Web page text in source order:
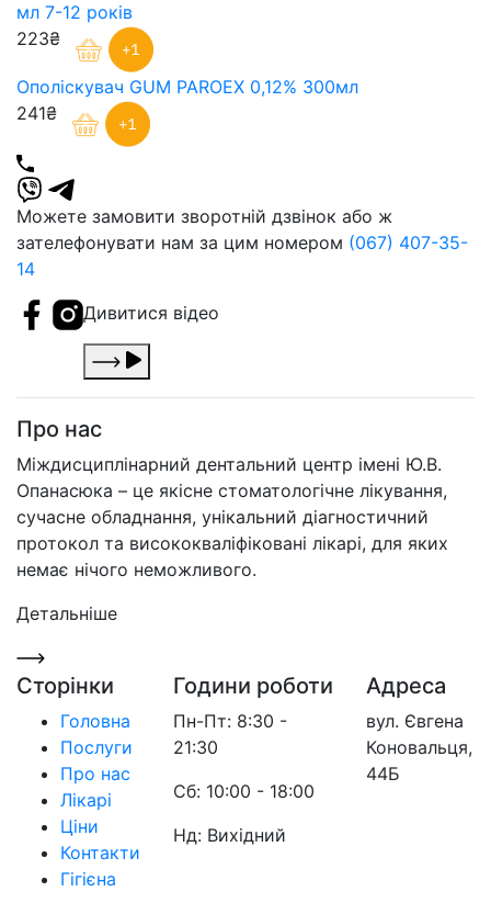
мл 7-12 років
223₴
Ополіскувач GUM PAROEX 0,12% 300мл
241₴
Можете замовити зворотній дзвінок або ж
зателефонувати нам за цим номером (067) 407-35-
14
Дивитися відео
Про нас
Міждисциплінарний дентальний центр імені Ю.В.
Опанасюка – це якісне стоматологічне лікування,
сучасне обладнання, унікальний діагностичний
протокол та висококваліфіковані лікарі, для яких
немає нічого неможливого.
Детальніше
Сторінки
Головна
Послуги
Про нас
Лікарі
Ціни
Контакти
Гігієна
Години роботи
Пн-Пт: 8:30 -
21:30
Сб: 10:00 - 18:00
Нд: Вихідний
Адреса
вул. Євгена
Коновальця,
44Б